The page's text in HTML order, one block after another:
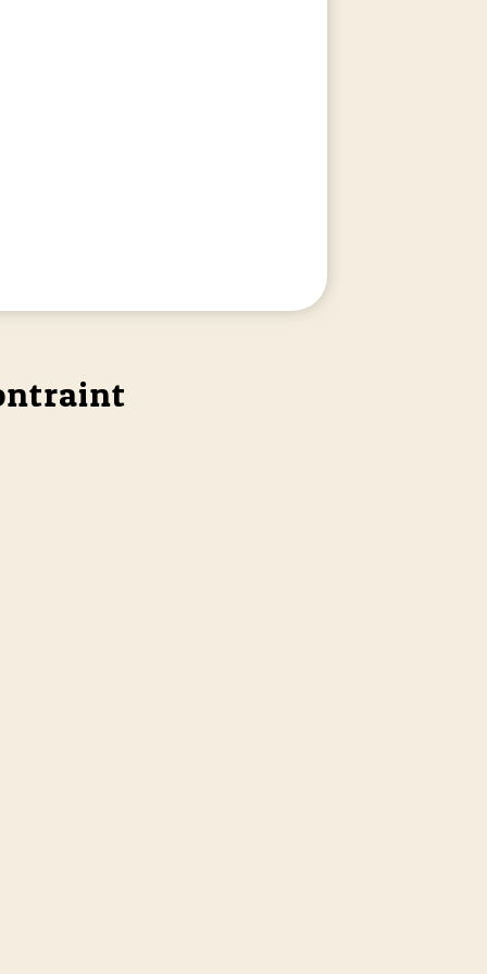
proposons l’accès aux 10 articles les plus lus de...
Energé qui vient d’être inauguré sur le site du